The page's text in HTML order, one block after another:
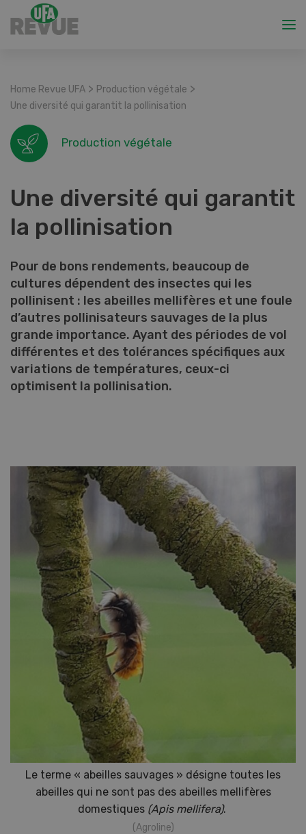
Home Revue UFA > Production végétale >
Une diversité qui garantit la pollinisation
Production végétale
Une diversité qui garantit
la pollinisation
Pour de bons rendements, beaucoup de
cultures dépendent des insectes qui les
pollinisent : les abeilles mellifères et une foule
d’autres pollinisateurs sauvages de la plus
grande importance. Ayant des périodes de vol
différentes et des tolérances spécifiques aux
variations de températures, ceux-ci
optimisent la pollinisation.
Le terme « abeilles sauvages » désigne toutes les
abeilles qui ne sont pas des abeilles mellifères
domestiques (Apis mellifera).
(Agroline)